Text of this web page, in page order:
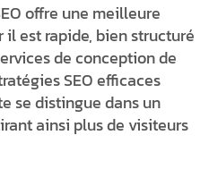
offre une meilleure
est rapide, bien structuré
de conception de
SEO efficaces
se distingue dans un
ainsi plus de visiteurs